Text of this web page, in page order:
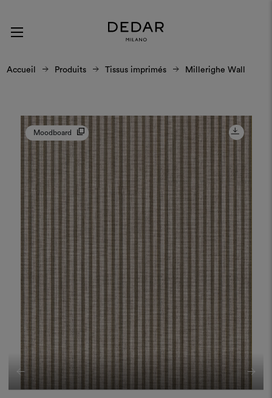
Accueil Produits Tissus imprimés Millerighe Wall
Moodboard